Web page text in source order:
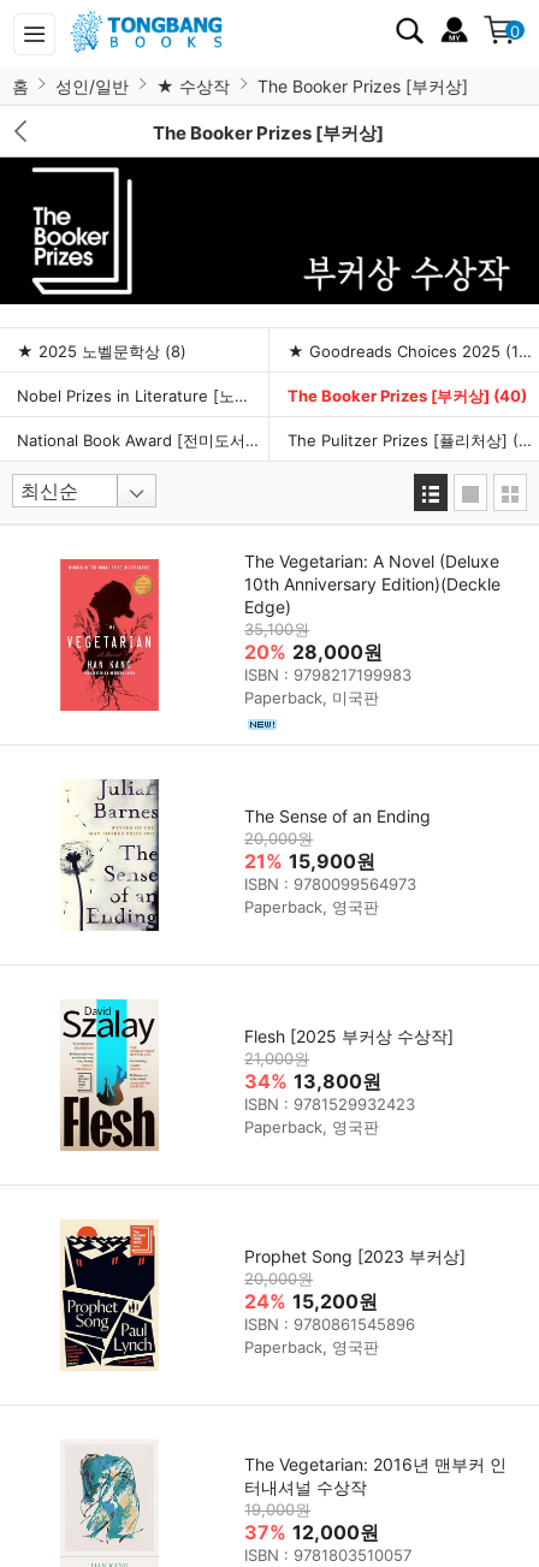
0
홈 성인/일반 ★ 수상작 The Booker Prizes [부커상]
The Booker Prizes [부커상]
★ 2025 노벨문학상 (8) ★ Goodreads Choices 2025 (10)
Nobel Prizes in Literature [노벨문학상] (47)
The Booker Prizes [부커상] (40)
National Book Award [전미도서상] (16)
The Pulitzer Prizes [퓰리처상] (32)
The Vegetarian: A Novel (Deluxe
10th Anniversary Edition)(Deckle
Edge)
35,100원
20% 28,000원
ISBN : 9798217199983
Paperback, 미국판
The Sense of an Ending
20,000원
21% 15,900원
ISBN : 9780099564973
Paperback, 영국판
Flesh [2025 부커상 수상작]
21,000원
34% 13,800원
ISBN : 9781529932423
Paperback, 영국판
Prophet Song [2023 부커상]
20,000원
24% 15,200원
ISBN : 9780861545896
Paperback, 영국판
The Vegetarian: 2016년 맨부커 인
터내셔널 수상작
19,000원
37% 12,000원
ISBN : 9781803510057